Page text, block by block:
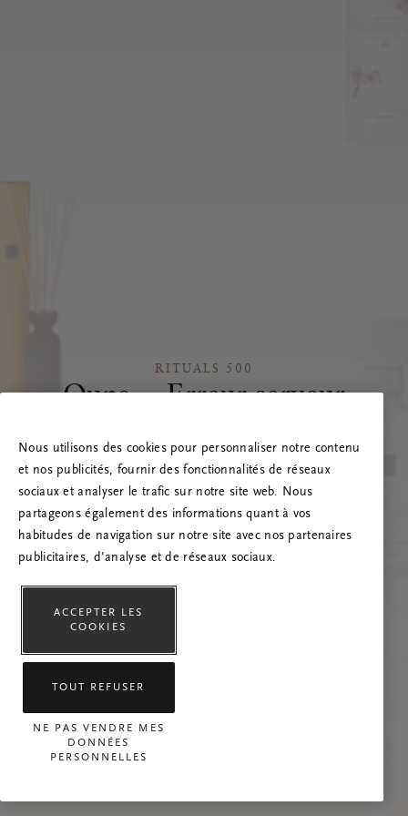
RITUALS 500
Oups… Erreur serveur
nous contacter si le problème persiste.
Nous utilisons des cookies pour personnaliser notre contenu
et nos publicités, fournir des fonctionnalités de réseaux
sociaux et analyser le trafic sur notre site web. Nous
partageons également des informations quant à vos
habitudes de navigation sur notre site avec nos partenaires
publicitaires, d'analyse et de réseaux sociaux.
ACCEPTER LES
COOKIES
TOUT REFUSER
NE PAS VENDRE MES
DONNÉES
PERSONNELLES